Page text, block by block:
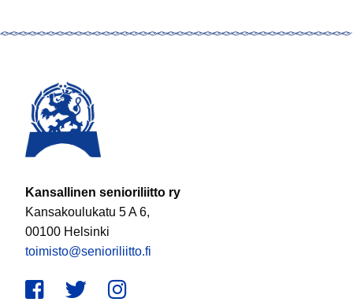
Kansallinen senioriliitto ry
Kansakoulukatu 5 A 6,
00100 Helsinki
toimisto@senioriliitto.fi
Facebook
TwitterInstagram